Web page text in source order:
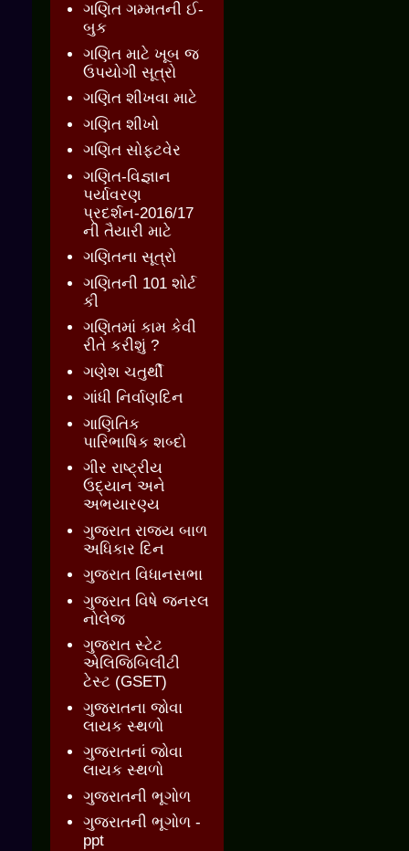
ગણિત ગમ્મતની ઈ-
બુક
ગણિત માટે ખૂબ જ
ઉપયોગી સૂત્રો
ગણિત શીખવા માટે
ગણિત શીખો
ગણિત સોફ્ટવેર
ગણિત-વિજ્ઞાન
પર્યાવરણ
પ્રદર્શન-2016/17
ની તૈયારી માટે
ગણિતના સૂત્રો
ગણિતની 101 શોર્ટ
કી
ગણિતમાં કામ કેવી
રીતે કરીશું ?
ગણેશ ચતુર્થી
ગાંધી નિર્વાણદિન
ગાણિતિક
પારિભાષિક શબ્દો
ગીર રાષ્ટ્રીય
ઉદ્યાન અને
અભયારણ્ય
ગુજરાત રાજ્ય બાળ
અધિકાર દિન
ગુજરાત વિધાનસભા
ગુજરાત વિષે જનરલ
નોલેજ
ગુજરાત સ્ટેટ
એલિજિબિલીટી
ટેસ્ટ (GSET)
ગુજરાતના જોવા
લાયક સ્થળો
ગુજરાતનાં જોવા
લાયક સ્થળો
ગુજરાતની ભૂગોળ
ગુજરાતની ભૂગોળ -
ppt